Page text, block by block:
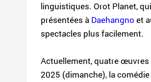
linguistiques. Orot Planet,
présentées à Daehangno et
spectacles plus facilement.
Actuellement, quatre œuvres
2025 (dimanche), la